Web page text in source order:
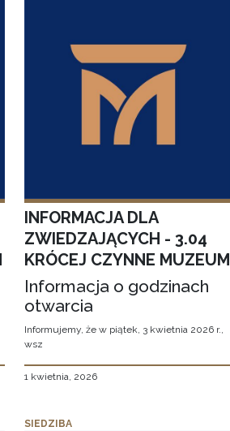
INFORMACJA DLA
ZWIEDZAJĄCYCH - 3.04
KRÓCEJ CZYNNE MUZEUM
Informacja o godzinach
otwarcia
Informujemy, że w piątek, 3 kwietnia 2026 r.,
wsz
1 kwietnia, 2026
SIEDZIBA